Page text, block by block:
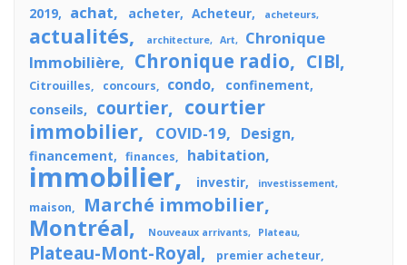
2019 achat acheter Acheteur acheteurs
actualités architecture Art
Chronique
Immobilière
Chronique radio CIBl
Citrouilles concours condo confinement
conseils courtier
courtier
immobilier
COVID-19 Design
financement finances habitation
immobilier investir investissement
maison Marché immobilier
Montréal Nouveaux arrivants Plateau
Plateau-Mont-Royal premier acheteur